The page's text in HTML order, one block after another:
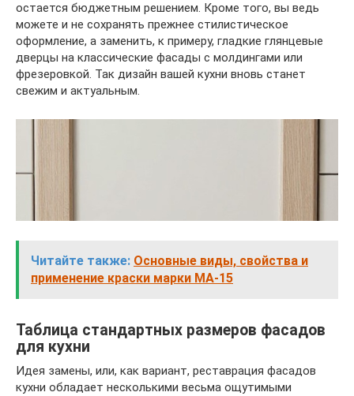
остается бюджетным решением. Кроме того, вы ведь
можете и не сохранять прежнее стилистическое
оформление, а заменить, к примеру, гладкие глянцевые
дверцы на классические фасады с молдингами или
фрезеровкой. Так дизайн вашей кухни вновь станет
свежим и актуальным.
Читайте также: Основные виды, свойства и
применение краски марки МА-15
Таблица стандартных размеров фасадов
для кухни
Идея замены, или, как вариант, реставрация фасадов
кухни обладает несколькими весьма ощутимыми